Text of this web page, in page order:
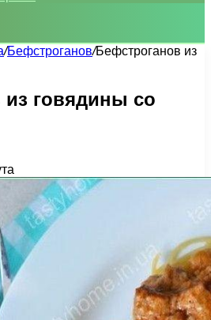
/Бефстроганов/Бефстроганов из
говядины со